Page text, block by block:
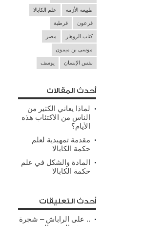
طبيعة الأزمة علم الكابالا
فرعون قرطبة
كتاب الزوهار مصر
موسى بن ميمون
نفس الإنسان يوسف
أحدث المقالات
لماذا يعاني الكثير من
الناس من الاكتئاب هذه
الأيام؟
مقدمة تمهيدية لعلم
حكمة الكابالا
المادة والشكل في علم
حكمة الكابالا
أحدث التعليقات
.. على الراباش – شجرة